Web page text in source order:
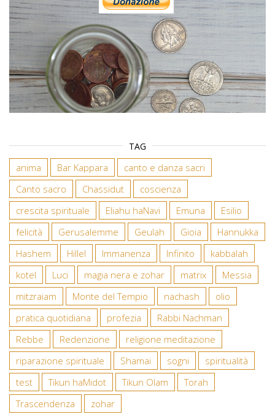
TAG
anima Bar Kappara
canto e danza sacri
Canto sacro
Chassidut
coscienza
crescita spirituale
Eliahu haNavi Emuna
Esilio
felicità
Gerusalemme Geulah Gioia
Hannukka
Hashem
Hillel Immanenza Infinito
kabbalah
kotel
Luci magia nera e zohar matrix
Messia
mitzraiam
Monte del Tempio nachash
olio
pratica quotidiana
profezia
Rabbi Nachman
Rebbe
Redenzione
religione meditazione
riparazione spirituale
Shamai sogni
spiritualità
test
Tikun haMidot Tikun Olam
Torah
Trascendenza
zohar